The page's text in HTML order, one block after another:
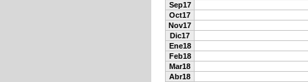
Sep17
Oct17
Nov17
Dic17
Ene18
Feb18
Mar18
Abr18